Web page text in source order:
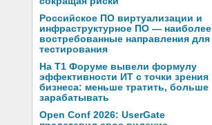
Российское ПО виртуализации и
инфраструктурное ПО — наиболее
востребованные направления для
тестирования
На Т1 Форуме вывели формулу
эффективности ИТ с точки зрения
бизнеса: меньше тратить, больше
зарабатывать
Open Conf 2026: UserGate